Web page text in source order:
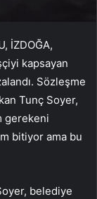
İZDOĞA,
kapsayan
Sözleşme
Tunç Soyer,
gerekeni
bitiyor ama bu
belediye